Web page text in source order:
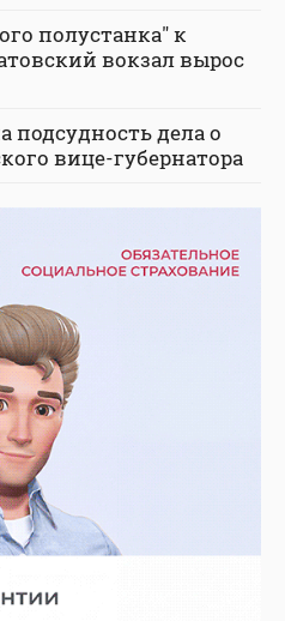
полустанка" к
вокзал вырос
подсудность дела о
вице-губернатора